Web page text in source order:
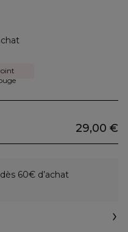
29,00 €
60€ d’achat